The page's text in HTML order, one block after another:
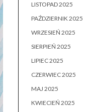
LISTOPAD 2025
PAŹDZIERNIK 2025
WRZESIEŃ 2025
SIERPIEŃ 2025
LIPIEC 2025
CZERWIEC 2025
MAJ 2025
KWIECIEŃ 2025